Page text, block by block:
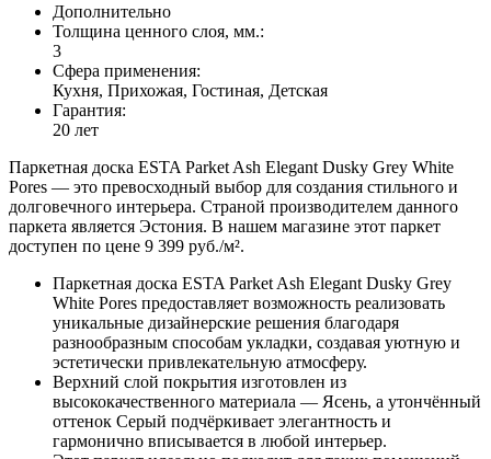
Дополнительно
Толщина ценного слоя, мм.:
3
Сфера применения:
Кухня, Прихожая, Гостиная, Детская
Гарантия:
20 лет
Паркетная доска ESTA Parket Ash Elegant Dusky Grey White
Pores — это превосходный выбор для создания стильного и
долговечного интерьера. Страной производителем данного
паркета является Эстония. В нашем магазине этот паркет
доступен по цене 9 399 руб./м².
Паркетная доска ESTA Parket Ash Elegant Dusky Grey
White Pores предоставляет возможность реализовать
уникальные дизайнерские решения благодаря
разнообразным способам укладки, создавая уютную и
эстетически привлекательную атмосферу.
Верхний слой покрытия изготовлен из
высококачественного материала — Ясень, а утончённый
оттенок Серый подчёркивает элегантность и
гармонично вписывается в любой интерьер.